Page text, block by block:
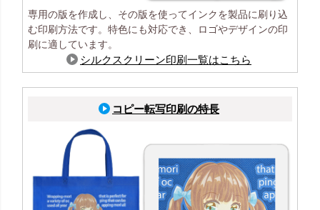
専用の版を作成し、その版を使ってインクを製品に刷り込
む印刷方法です。特色にも対応でき、ロゴやデザインの印
刷に適しています。
シルクスクリーン印刷一覧はこちら
コピー転写印刷の特長